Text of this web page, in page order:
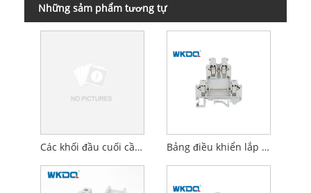
Những sảm phẩm tương tự
Các khối đầu cuối cầu chì vít mô -đun tiếp xúc 1000V / 232A Bảng điều khiển lắp đặt điện bằng nhựa nylon PA66 V0 Nguồn cấp dữ liệu được gắn thông qua lồng vít